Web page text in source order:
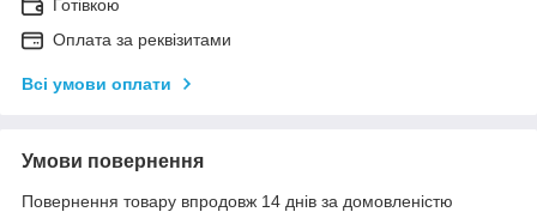
Готівкою
Оплата за реквізитами
Всі умови оплати
Умови повернення
Повернення товару впродовж 14 днів за домовленістю